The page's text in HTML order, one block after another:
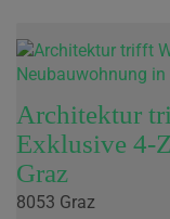
Architektur
Exklusive 4-
Graz
8053 Graz